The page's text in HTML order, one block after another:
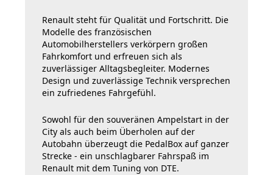
Renault steht für Qualität und Fortschritt. Die
Modelle des französischen
Automobilherstellers verkörpern großen
Fahrkomfort und erfreuen sich als
zuverlässiger Alltagsbegleiter. Modernes
Design und zuverlässige Technik versprechen
ein zufriedenes Fahrgefühl.
Sowohl für den souveränen Ampelstart in der
City als auch beim Überholen auf der
Autobahn überzeugt die PedalBox auf ganzer
Strecke - ein unschlagbarer Fahrspaß im
Renault mit dem Tuning von DTE.